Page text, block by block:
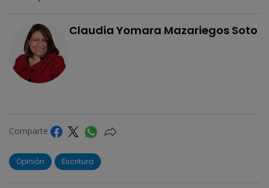
Claudia Yomara Mazariegos Soto
Comparte
Opinión Escritura